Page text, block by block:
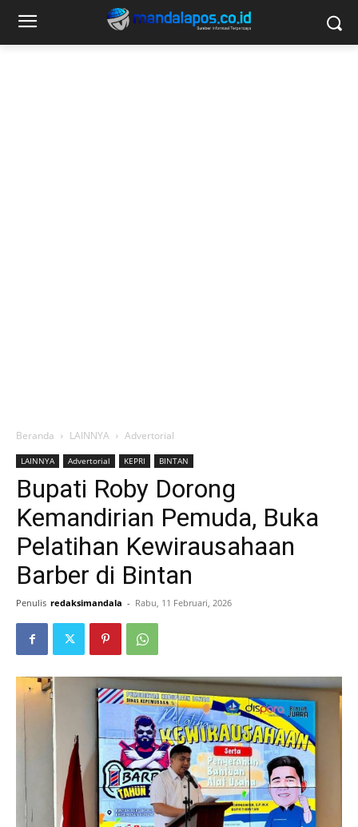
Beranda LAINNYA Advertorial
LAINNYA Advertorial KEPRI BINTAN
Bupati Roby Dorong
Kemandirian Pemuda, Buka
Pelatihan Kewirausahaan
Barber di Bintan
Penulis redaksimandala - Rabu, 11 Februari, 2026